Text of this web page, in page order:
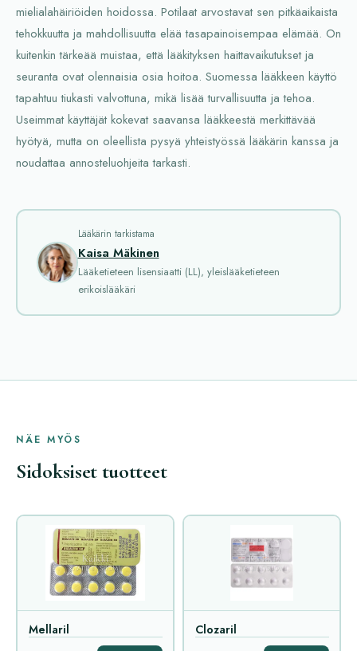
mielialahäiriöiden hoidossa. Potilaat arvostavat sen pitkäaikaista
tehokkuutta ja mahdollisuutta elää tasapainoisempaa elämää. On
kuitenkin tärkeää muistaa, että lääkityksen haittavaikutukset ja
seuranta ovat olennaisia osia hoitoa. Suomessa lääkkeen käyttö
tapahtuu tiukasti valvottuna, mikä lisää turvallisuutta ja tehoa.
Useimmat käyttäjät kokevat saavansa lääkkeestä merkittävää
hyötyä, mutta on oleellista pysyä yhteistyössä lääkärin kanssa ja
noudattaa annosteluohjeita tarkasti.
Lääkärin tarkistama
Kaisa Mäkinen
Lääketieteen lisensiaatti (LL), yleislääketieteen
erikoislääkäri
NÄE MYÖS
Sidoksiset tuotteet
Mellaril Clozaril